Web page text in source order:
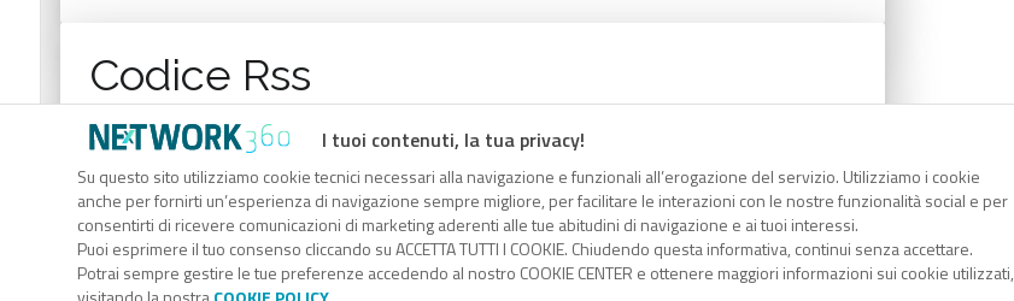
I tuoi contenuti, la tua privacy!
Su questo sito utilizziamo cookie tecnici necessari alla navigazione e funzionali all’erogazione del servizio. Utilizziamo i cookie
anche per fornirti un’esperienza di navigazione sempre migliore, per facilitare le interazioni con le nostre funzionalità social e per
consentirti di ricevere comunicazioni di marketing aderenti alle tue abitudini di navigazione e ai tuoi interessi.
Puoi esprimere il tuo consenso cliccando su ACCETTA TUTTI I COOKIE. Chiudendo questa informativa, continui senza accettare.
Potrai sempre gestire le tue preferenze accedendo al nostro COOKIE CENTER e ottenere maggiori informazioni sui cookie utilizzati,
Codice Rss
RSS link
COPIA LINK